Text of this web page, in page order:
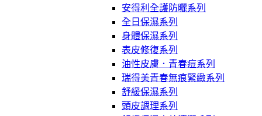
安得利全護防曬系列
全日保濕系列
身體保濕系列
表皮修復系列
油性皮膚．青春痘系列
瑞得美青春無痕緊緻系列
舒緩保濕系列
頭皮調理系列